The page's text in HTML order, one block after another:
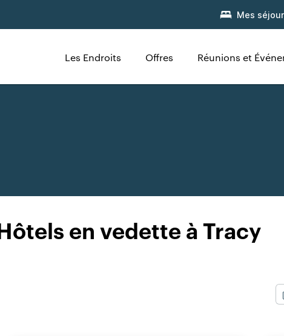
Mes
Les Endroits Offres Réunions et
Hôtels en vedette à Tracy